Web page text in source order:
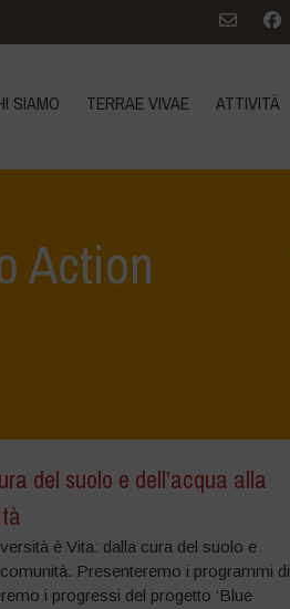
SIAMO TERRAE VIVAE ATTIVITÀ
Action
del suolo e dell’acqua alla
è Vita: dalla cura del suolo e
Presenteremo i programmi di
i progressi del progetto ‘Blue